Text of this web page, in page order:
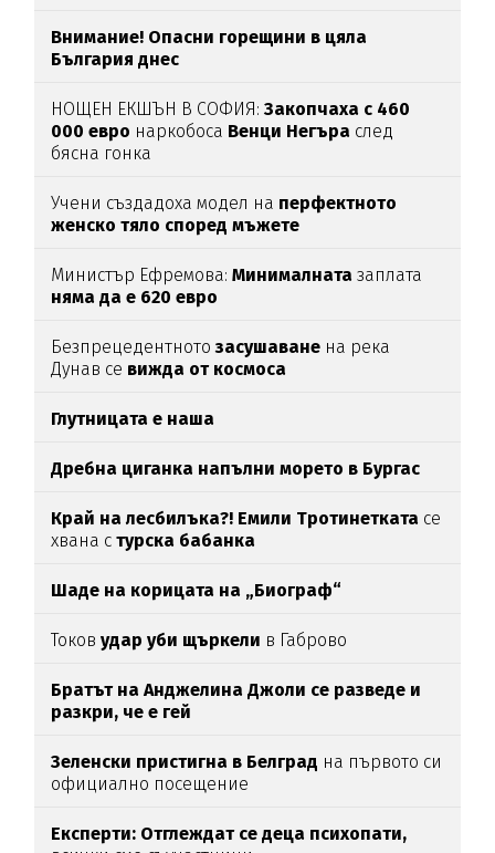
Внимание! Опасни горещини в цяла
България днес
НОЩЕН ЕКШЪН В СОФИЯ:Закопчаха с 460
000 евро наркобоса Венци Негъра след
бясна гонка
Учени създадоха модел на перфектното
женско тяло според мъжете
Министър Ефремова:Минималната заплата
няма да е 620 евро
Безпрецедентнотозасушаване на река
Дунав се вижда от космоса
Глутницата е наша
Дребна циганка напълни морето в Бургас
Край на лесбилъка?! Емили Тротинетката се
хвана с турска бабанка
Шаде на корицата на „Биограф“
Токовудар уби щъркели в Габрово
Братът на Анджелина Джоли се разведе и
разкри, че е гей
Зеленски пристигна в Белград на първото си
официално посещение
Експерти: Отглеждат се деца психопати,